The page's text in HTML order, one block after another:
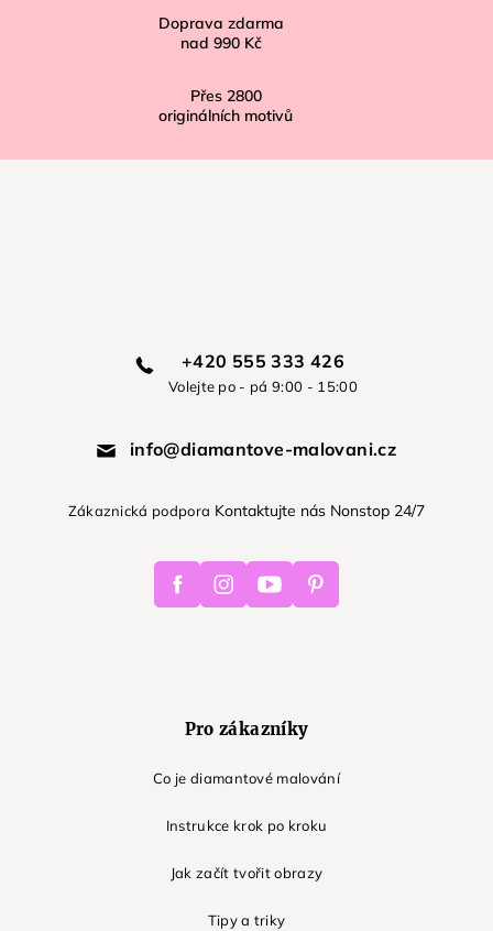
Doprava zdarma
nad 990 Kč
Přes 2800
originálních motivů
+420 555 333 426
Volejte po - pá 9:00 - 15:00
info@diamantove-malovani.cz
Zákaznická podpora Kontaktujte nás Nonstop 24/7
FacebookInstagramYoutube Pinterest
Pro zákazníky
Co je diamantové malování
Instrukce krok po kroku
Jak začít tvořit obrazy
Tipy a triky